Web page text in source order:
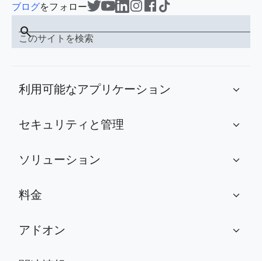
ブログをフォロー
このサイトを検索
search
利用可能なアプリケーション expand_more
セキュリティと管理 expand_more
ソリューション expand_more
料金 expand_more
アドオン expand_more